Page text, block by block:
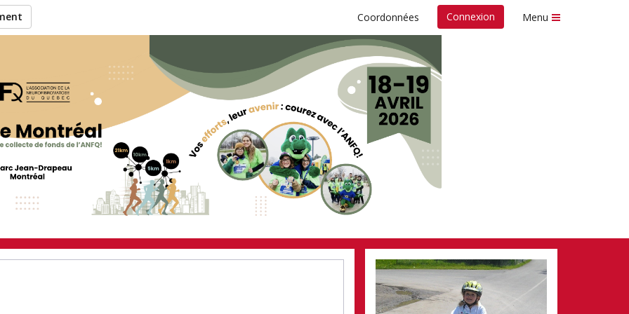
Coordonnées Connexion Menu
à recueillir des fonds
à l’événement 21K Nespresso de
Montréal 2026